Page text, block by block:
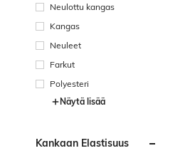
Neulottu kangas
Kangas
Neuleet
Farkut
Polyesteri
Näytä lisää
Kankaan Elastisuus